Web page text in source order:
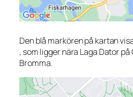
Den blå markören på kartan
, som ligger nära Laga Dator på
Bromma.